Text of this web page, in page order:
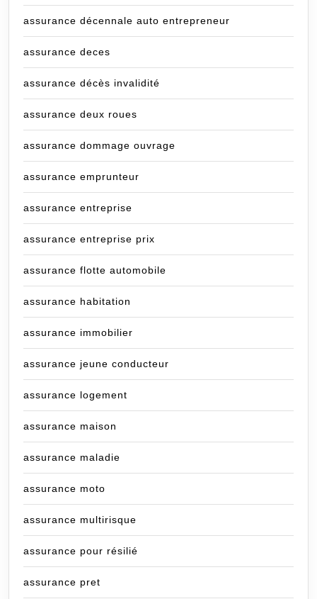
assurance décennale auto entrepreneur
assurance deces
assurance décès invalidité
assurance deux roues
assurance dommage ouvrage
assurance emprunteur
assurance entreprise
assurance entreprise prix
assurance flotte automobile
assurance habitation
assurance immobilier
assurance jeune conducteur
assurance logement
assurance maison
assurance maladie
assurance moto
assurance multirisque
assurance pour résilié
assurance pret